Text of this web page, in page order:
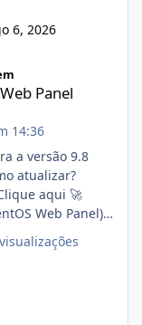
6, 2026
Panel
14:36
aqui 🚀
sub.dominio